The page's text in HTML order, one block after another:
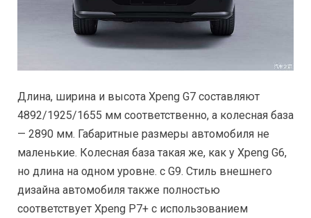
Длина, ширина и высота Xpeng G7 составляют
4892/1925/1655 мм соответственно, а колесная база
— 2890 мм. Габаритные размеры автомобиля не
маленькие. Колесная база такая же, как у Xpeng G6,
но длина на одном уровне. с G9. Стиль внешнего
дизайна автомобиля также полностью
соответствует Xpeng P7+ с использованием